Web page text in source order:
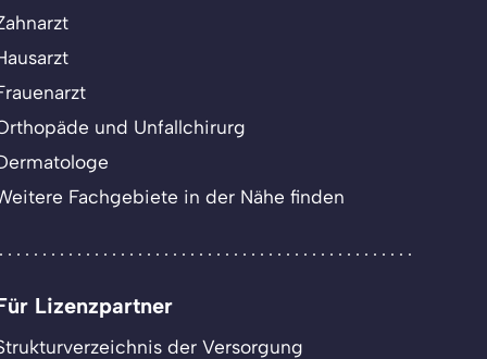
und Unfallchirurg
Fachgebiete in der Nähe finden
Lizenzpartner
der Versorgung